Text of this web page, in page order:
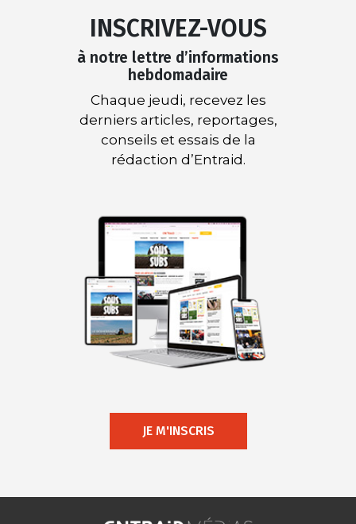
INSCRIVEZ-VOUS
à notre lettre d’informations
hebdomadaire
Chaque jeudi, recevez les
derniers articles, reportages,
conseils et essais de la
rédaction d’Entraid.
JE M'INSCRIS